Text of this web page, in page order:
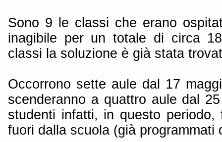
Sono 9 le classi che erano
inagibile per un totale di circa
classi la soluzione è già stata
Occorrono sette aule dal 17
scenderanno a quattro aule dal
studenti infatti, in questo periodo,
fuori dalla scuola (già programmati